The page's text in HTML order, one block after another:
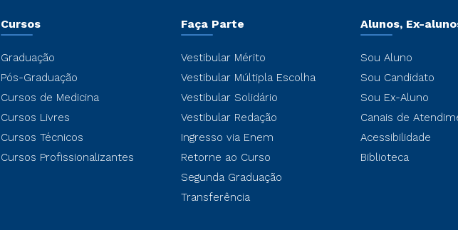
Cursos
Graduação
Pós-Graduação
Cursos de Medicina
Cursos Livres
Cursos Técnicos
Cursos Profissionalizantes
Faça Parte
Vestibular Mérito
Vestibular Múltipla Escolha
Vestibular Solidário
Vestibular Redação
Ingresso via Enem
Retorne ao Curso
Segunda Graduação
Transferência
Alunos, Ex-
Sou Aluno
Sou Candidato
Sou Ex-Aluno
Canais de
Acessibilidade
Biblioteca